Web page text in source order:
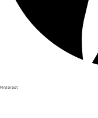
Pinterest